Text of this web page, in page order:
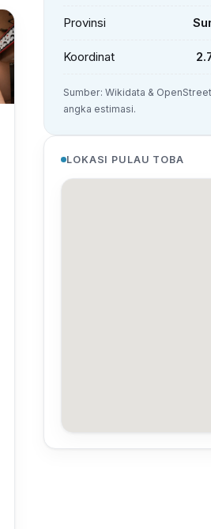
Provinsi
Koordinat
Sumber: Wikidata &
angka estimasi.
LOKASI PULAU TOBA